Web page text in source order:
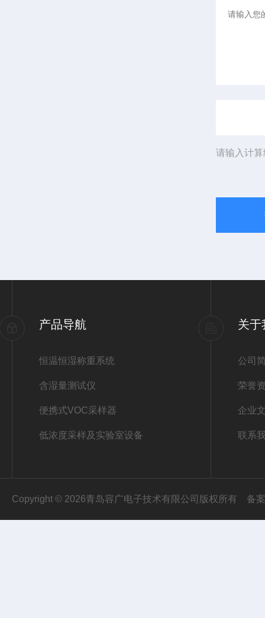
请输入计
产品导航
恒温恒湿称重系统
含湿量测试仪
便携式VOC采样器
低浓度采样及实验室设备
关于
公司
荣誉
企业
联系
Copyright © 2026青岛容广电子技术有限公司版权所有 备